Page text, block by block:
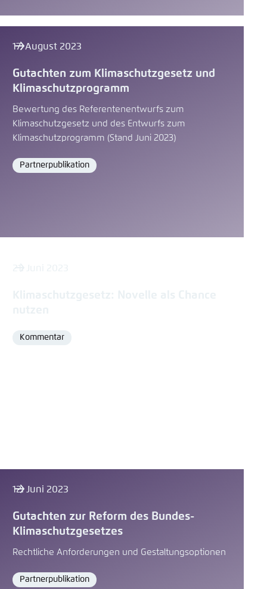
17. August 2023
Gutachten zum Klimaschutzgesetz und
Klimaschutzprogramm
Bewertung des Referentenentwurfs zum
Klimaschutzgesetz und des Entwurfs zum
Klimaschutzprogramm (Stand Juni 2023)
Format
Partnerpublikation
Format
Kommentar
12. Juni 2023
Gutachten zur Reform des Bundes-
Klimaschutzgesetzes
Rechtliche Anforderungen und Gestaltungsoptionen
Format
Partnerpublikation